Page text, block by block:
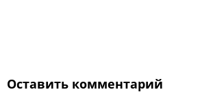
Оставить комментарий